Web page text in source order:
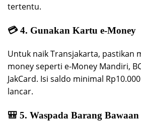
tertentu.
💳4. Gunakan Kartu e-Money
Untuk naik Transjakarta, pastikan
money seperti e-Money Mandiri,
JakCard. Isi saldo minimal
lancar.
🎒 5. Waspada Barang Bawaan